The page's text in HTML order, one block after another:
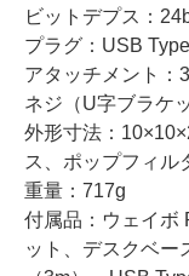
ビットデプス：
プラグ：USB
アタッチメント：
ネジ（U字ブラケ
外形寸法：
ス、ポップフィル
重量：717g
付属品：ウェイボ
ット、デスクベー